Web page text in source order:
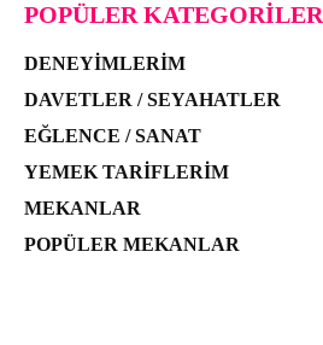
POPÜLER KATEGORILER
DENEYIMLERIM
DAVETLER / SEYAHATLER
EĞLENCE / SANAT
YEMEK TARIFLERIM
MEKANLAR
POPÜLER MEKANLAR